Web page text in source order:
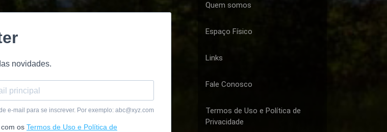
Quem somos
Espaço Físico
Links
Fale Conosco
Termos de Uso e Política de
Privacidade